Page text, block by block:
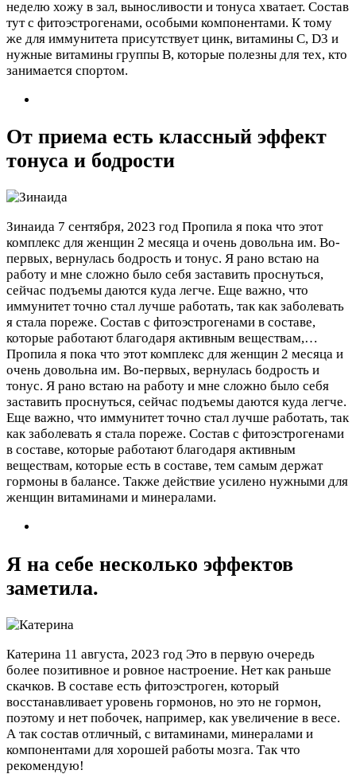
неделю хожу в зал, выносливости и тонуса хватает. Состав
тут с фитоэстрогенами, особыми компонентами. К тому
же для иммунитета присутствует цинк, витамины C, D3 и
нужные витамины группы B, которые полезны для тех, кто
занимается спортом.
От приема есть классный эффект
тонуса и бодрости
Зинаида 7 сентября, 2023 год Пропила я пока что этот
комплекс для женщин 2 месяца и очень довольна им. Во-
первых, вернулась бодрость и тонус. Я рано встаю на
работу и мне сложно было себя заставить проснуться,
сейчас подъемы даются куда легче. Еще важно, что
иммунитет точно стал лучше работать, так как заболевать
я стала пореже. Состав с фитоэстрогенами в составе,
которые работают благодаря активным веществам,…
Пропила я пока что этот комплекс для женщин 2 месяца и
очень довольна им. Во-первых, вернулась бодрость и
тонус. Я рано встаю на работу и мне сложно было себя
заставить проснуться, сейчас подъемы даются куда легче.
Еще важно, что иммунитет точно стал лучше работать, так
как заболевать я стала пореже. Состав с фитоэстрогенами
в составе, которые работают благодаря активным
веществам, которые есть в составе, тем самым держат
гормоны в балансе. Также действие усилено нужными для
женщин витаминами и минералами.
Я на себе несколько эффектов
заметила.
Катерина 11 августа, 2023 год Это в первую очередь
более позитивное и ровное настроение. Нет как раньше
скачков. В составе есть фитоэстроген, который
восстанавливает уровень гормонов, но это не гормон,
поэтому и нет побочек, например, как увеличение в весе.
А так состав отличный, с витаминами, минералами и
компонентами для хорошей работы мозга. Так что
рекомендую!